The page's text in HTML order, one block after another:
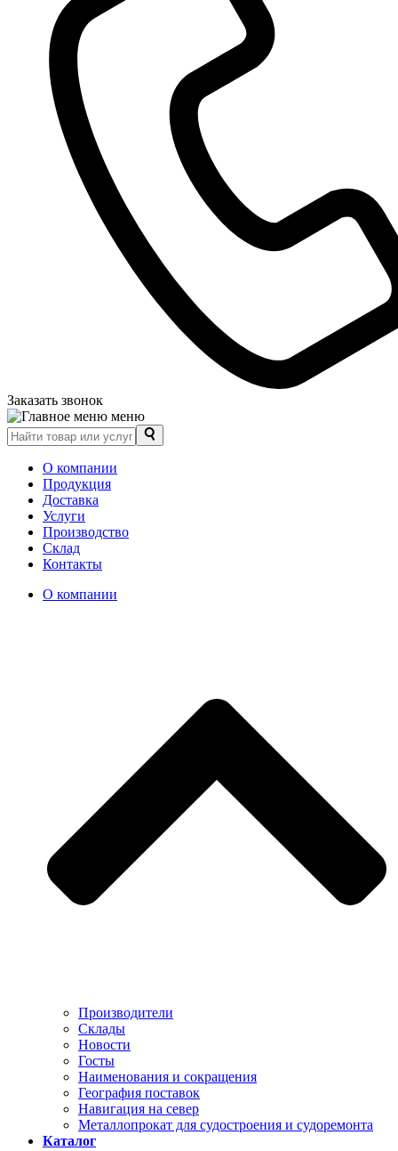
Заказать звонок
меню
О компании
Продукция
Доставка
Услуги
Производство
Склад
Контакты
О компании
Производители
Склады
Новости
Госты
Наименования и сокращения
География поставок
Навигация на север
Металлопрокат для судостроения и судоремонта
Каталог